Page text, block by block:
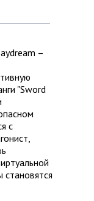
–
"Sword
с
становятся